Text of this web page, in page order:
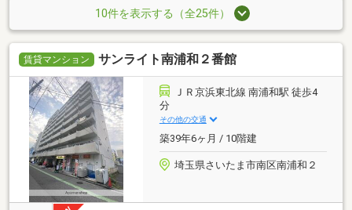
10件を表示する（全25件）
賃貸マンション サンライト南浦和２番館
ＪＲ京浜東北線 南浦和駅 徒歩4
分
その他の交通
築39年6ヶ月 / 10階建
埼玉県さいたま市南区南浦和２